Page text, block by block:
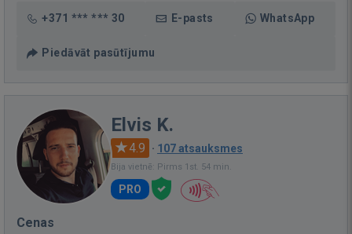
+371 *** *** 30 E-pasts WhatsApp
Piedāvāt pasūtījumu
Elvis K.
4.9 · 107 atsauksmes
Bija vietnē: Pirms 1st. 54 min.
PRO
Cenas